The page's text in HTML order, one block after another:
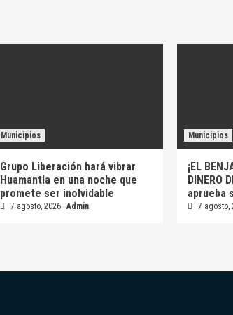
Municipios
Grupo Liberación hará vibrar
Huamantla en una noche que
promete ser inolvidable
7 agosto, 2026 Admin
Municipios
¡EL
DINERO
aprueba
7 agosto,